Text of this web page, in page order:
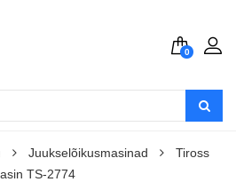
0
Juukselõikusmasinad
Tiross
TS-2774